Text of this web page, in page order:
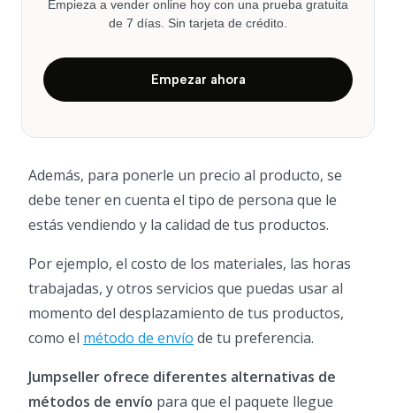
Empieza a vender online hoy con una prueba gratuita
de 7 días. Sin tarjeta de crédito.
Empezar ahora
Además, para ponerle un precio al producto, se
debe tener en cuenta el tipo de persona que le
estás vendiendo y la calidad de tus productos.
Por ejemplo, el costo de los materiales, las horas
trabajadas, y otros servicios que puedas usar al
momento del desplazamiento de tus productos,
como el método de envío de tu preferencia.
Jumpseller ofrece diferentes alternativas de
métodos de envío para que el paquete llegue